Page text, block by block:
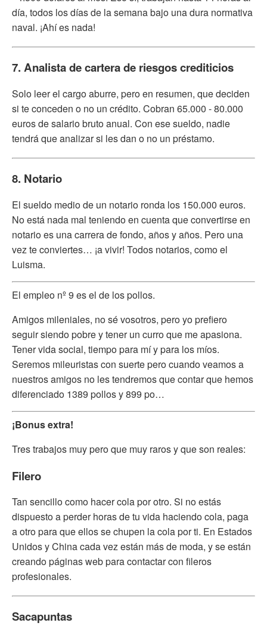
día, todos los días de la semana bajo una dura normativa
naval. ¡Ahí es nada!
7. Analista de cartera de riesgos crediticios
Solo leer el cargo aburre, pero en resumen, que deciden
si te conceden o no un crédito. Cobran 65.000 - 80.000
euros de salario bruto anual. Con ese sueldo, nadie
tendrá que analizar si les dan o no un préstamo.
8. Notario
El sueldo medio de un notario ronda los 150.000 euros.
No está nada mal teniendo en cuenta que convertirse en
notario es una carrera de fondo, años y años. Pero una
vez te conviertes… ¡a vivir! Todos notarios, como el
Luisma.
El empleo nº 9 es el de los pollos.
Amigos mileniales, no sé vosotros, pero yo prefiero
seguir siendo pobre y tener un curro que me apasiona.
Tener vida social, tiempo para mí y para los míos.
Seremos mileuristas con suerte pero cuando veamos a
nuestros amigos no les tendremos que contar que hemos
diferenciado 1389 pollos y 899 po…
¡Bonus extra!
Tres trabajos muy pero que muy raros y que son reales:
Filero
Tan sencillo como hacer cola por otro. Si no estás
dispuesto a perder horas de tu vida haciendo cola, paga
a otro para que ellos se chupen la cola por ti. En Estados
Unidos y China cada vez están más de moda, y se están
creando páginas web para contactar con fileros
profesionales.
Sacapuntas